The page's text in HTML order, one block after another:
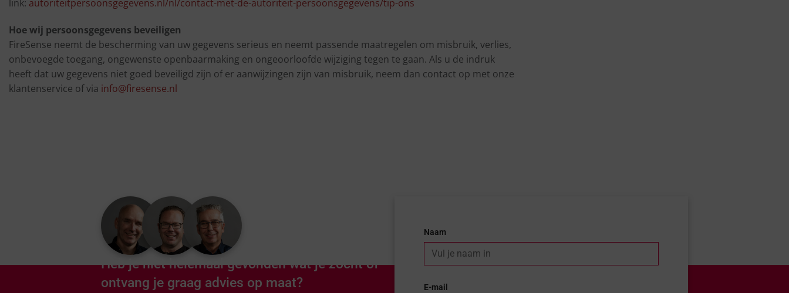
link: autoriteitpersoonsgegevens.nl/nl/contact-met-de-autoriteit-persoonsgegevens/tip-ons
Hoe wij persoonsgegevens beveiligen
FireSense neemt de bescherming van uw gegevens serieus en neemt passende maatregelen om misbruik, verlies,
onbevoegde toegang, ongewenste openbaarmaking en ongeoorloofde wijziging tegen te gaan. Als u de indruk
heeft dat uw gegevens niet goed beveiligd zijn of er aanwijzingen zijn van misbruik, neem dan contact op met onze
klantenservice of via info@firesense.nl
Heb je niet helemaal gevonden wat je zocht of
ontvang je graag advies op maat?
Naam
E-mail